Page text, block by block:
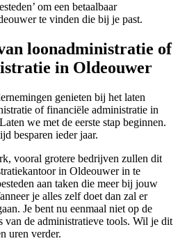
om een betaalbaar
te vinden die bij je past.
loonadministratie of
in Oldeouwer
genieten bij het laten
of financiële administratie in
we met de eerste stap beginnen.
besparen ieder jaar.
vooral grotere bedrijven zullen dit
in Oldeouwer in te
aan taken die meer bij jouw
je alles zelf doet dan zal er
Je bent nu eenmaal niet op de
van de administratieve tools. Wil je dit
uren verder.